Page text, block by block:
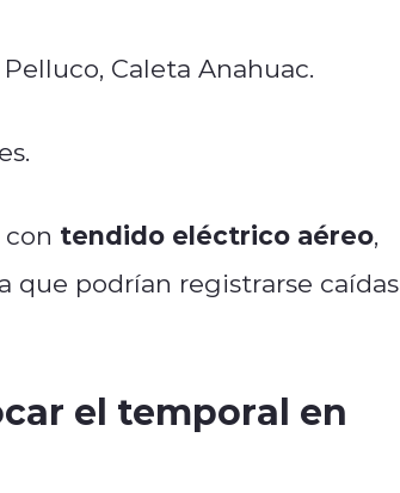
Caleta Anahuac.
tendido eléctrico aéreo,
que podrían registrarse caídas
el temporal en